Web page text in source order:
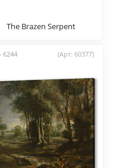
The Brazen Serpent
6244 (Арт: 60377)